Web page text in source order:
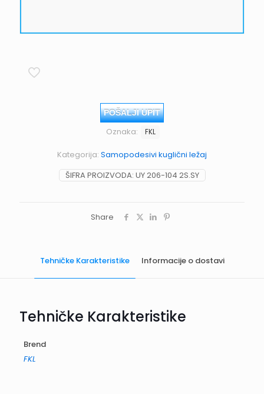
POŠALJI UPIT
ŠIFRA PROIZVODA: UY 206-104 2S.SY
Kategorija: Samopodesivi kuglični ležaj
Oznaka: FKL
Share
Tehničke Karakteristike Informacije o dostavi
Tehničke Karakteristike
Brend
FKL